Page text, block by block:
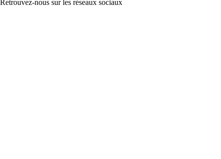
Retrouvez-nous sur les réseaux sociaux